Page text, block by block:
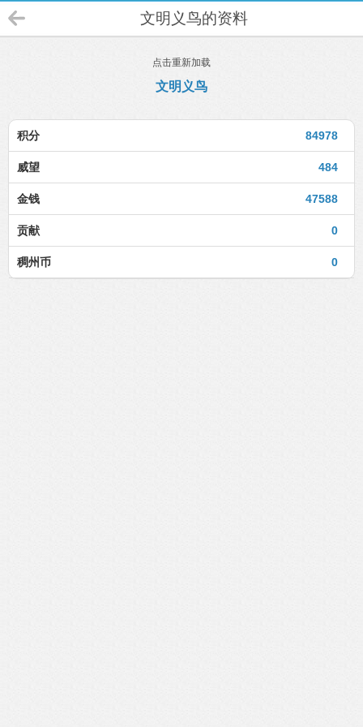
文明义鸟的资料
点击重新加载
文明义鸟
84978
积分
484
威望
47588
金钱
0
贡献
0
稠州币